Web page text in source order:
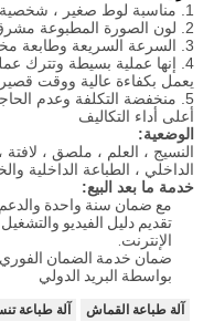
1. مناسبة لوط صغير ، شخصية ، الطباعة التنوع ، دون حدود الكمية.
2. لون الصورة المطبوعة مشرق ومشرق مع التدرج اللوني الجميل
3. السرعة السريعة وطابعة مختلفة للاختيار
4. إنها عملية بسيطة وتترك
يعمل بكفاءة عالية ووقت
5. منخفضة التكلفة وعدم
أعلى أداء التكاليف
الوضعية:
النسيج ، العلم ، ملصق ،
الداخلي ، الطباعة الداخلية
خدمة ما بعد البيع:
مع ضمان سنة واحدة والدعم
تقديم دليل الفيديو
الإنترنت.
ضمان خدمة الضمان الفوري
بواسطة البريد الدولي
آلة طباعة القماش
آلة طباعة